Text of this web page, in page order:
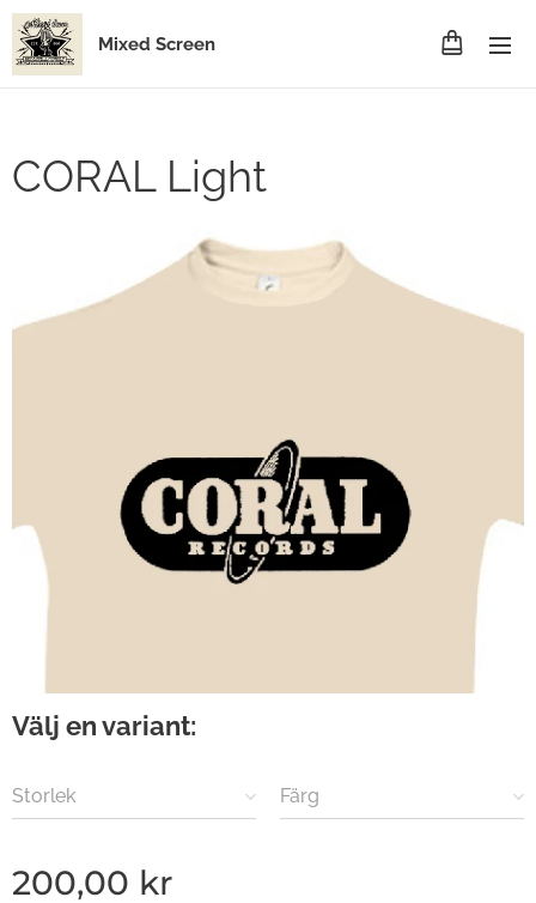
Mixed Screen
CORAL Light
Välj en variant:
Storlek Färg
200,00 kr